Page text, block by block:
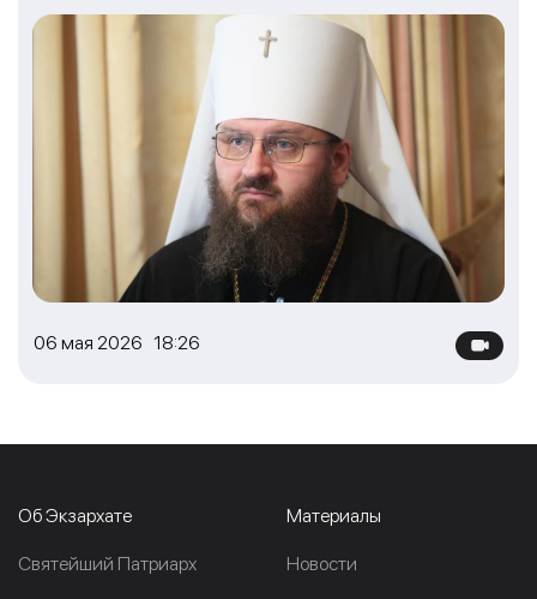
06 мая 2026 18:26
Об Экзархате
Cвятейший Патриарх
Материалы
Новости